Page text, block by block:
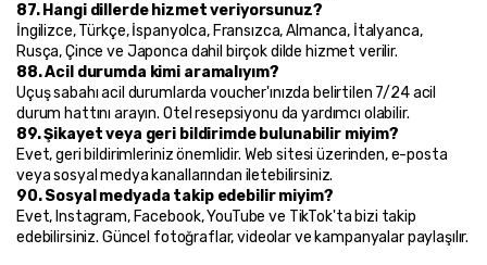
87. Hangi dillerde hizmet veriyorsunuz?
İngilizce, Türkçe, İspanyolca, Fransızca, Almanca, İtalyanca,
Rusça, Çince ve Japonca dahil birçok dilde hizmet verilir.
88. Acil durumda kimi aramalıyım?
Uçuş sabahı acil durumlarda voucher'ınızda belirtilen 7/24 acil
durum hattını arayın. Otel resepsiyonu da yardımcı olabilir.
89. Şikayet veya geri bildirimde bulunabilir miyim?
Evet, geri bildirimleriniz önemlidir. Web sitesi üzerinden, e-posta
veya sosyal medya kanallarından iletebilirsiniz.
90. Sosyal medyada takip edebilir miyim?
Evet, Instagram, Facebook, YouTube ve TikTok'ta bizi takip
edebilirsiniz. Güncel fotoğraflar, videolar ve kampanyalar paylaşılır.